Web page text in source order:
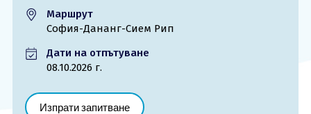
Маршрут
София-Дананг-Сием Рип
Дати на отпътуване
08.10.2026 г.
Изпрати запитване